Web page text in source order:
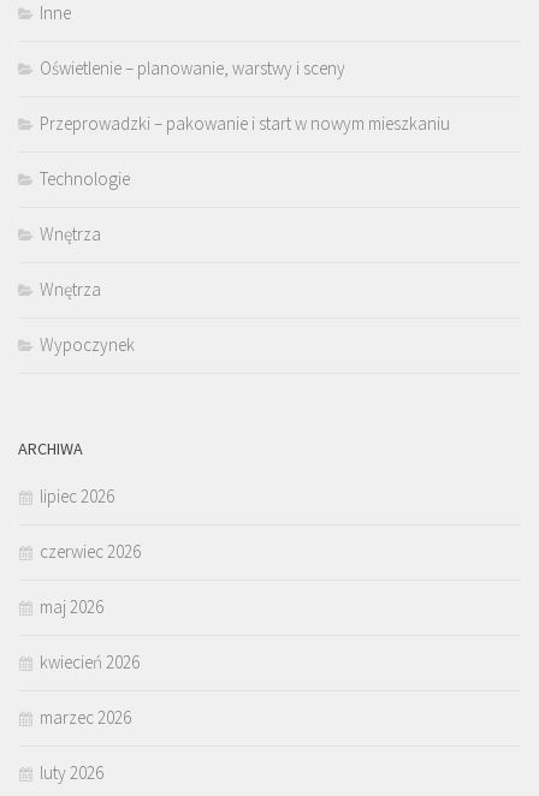
Inne
Oświetlenie – planowanie, warstwy i sceny
Przeprowadzki – pakowanie i start w nowym mieszkaniu
Technologie
Wnętrza
Wnętrza
Wypoczynek
ARCHIWA
lipiec 2026
czerwiec 2026
maj 2026
kwiecień 2026
marzec 2026
luty 2026